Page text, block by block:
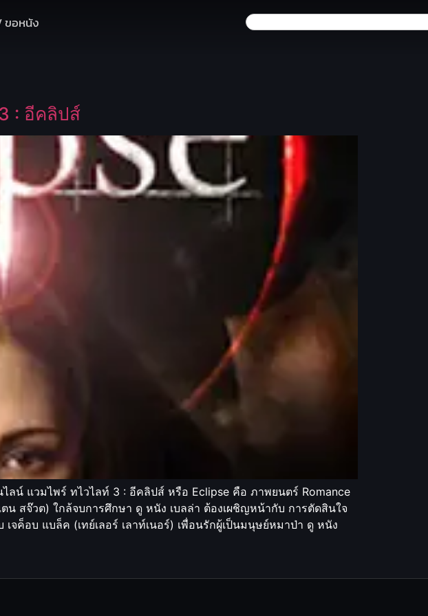
อหนัง
: อีคลิปส์
ลน์ แวมไพร์ ทไวไลท์ 3 : อีคลิปส์ หรือ Eclipse คือ ภาพยนตร์ Romance
น สจ๊วต) ใกล้จบการศึกษา ดู หนัง เบลล่า ต้องเผชิญหน้ากับ การตัดสินใจ
จค็อบ แบล็ค (เทย์เลอร์ เลาท์เนอร์) เพื่อนรักผู้เป็นมนุษย์หมาป่า ดู หนัง